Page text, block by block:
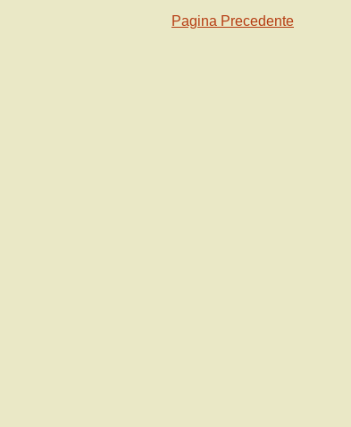
Pagina Precedente